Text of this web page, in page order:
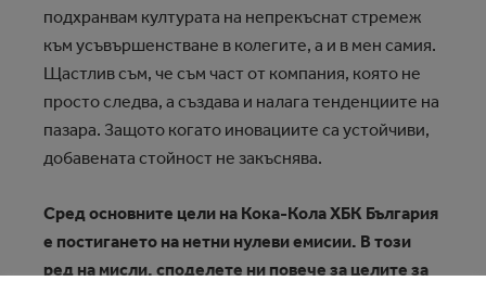
подхранвам културата на непрекъснат стремеж
към усъвършенстване в колегите, а и в мен самия.
Щастлив съм, че съм част от компания, която не
просто следва, а създава и налага тенденциите на
пазара. Защото когато иновациите са устойчиви,
добавената стойност не закъснява.
Сред основните цели на Кока-Кола ХБК България
е постигането на нетни нулеви емисии. В този
ред на мисли, споделете ни повече за целите за